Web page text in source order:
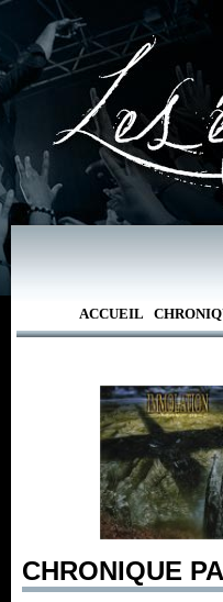
ACCUEIL
CHRONIQUE